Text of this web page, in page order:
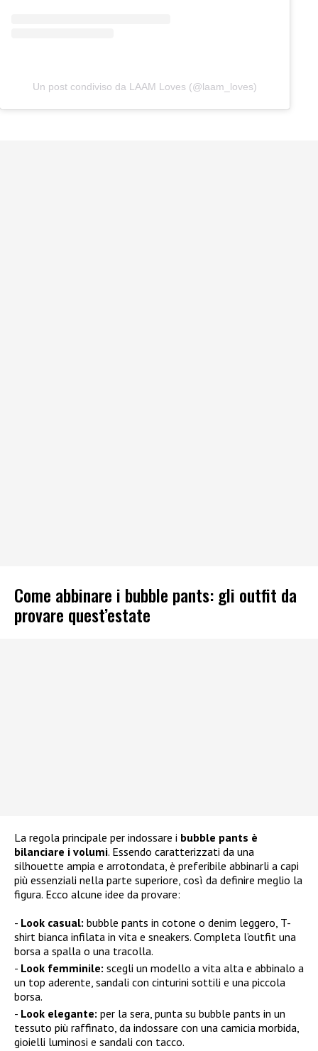
Un post condiviso da LAAM Loves (@laam_loves)
Come abbinare i bubble pants: gli outfit da
provare quest’estate
La regola principale per indossare i bubble pants è
bilanciare i volumi. Essendo caratterizzati da una
silhouette ampia e arrotondata, è preferibile abbinarli a capi
più essenziali nella parte superiore, così da definire meglio la
figura. Ecco alcune idee da provare:
Look casual: bubble pants in cotone o denim leggero, T-
shirt bianca infilata in vita e sneakers. Completa l’outfit una
borsa a spalla o una tracolla.
Look femminile: scegli un modello a vita alta e abbinalo a
un top aderente, sandali con cinturini sottili e una piccola
borsa.
Look elegante: per la sera, punta su bubble pants in un
tessuto più raffinato, da indossare con una camicia morbida,
gioielli luminosi e sandali con tacco.